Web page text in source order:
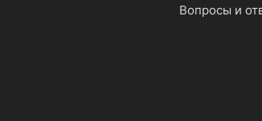
Вопросы и